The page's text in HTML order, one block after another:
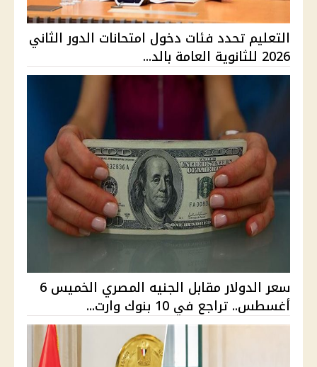
التعليم تحدد فئات دخول امتحانات الدور الثاني
2026 للثانوية العامة بالد...
سعر الدولار مقابل الجنيه المصري الخميس 6
أغسطس.. تراجع في 10 بنوك وارت...